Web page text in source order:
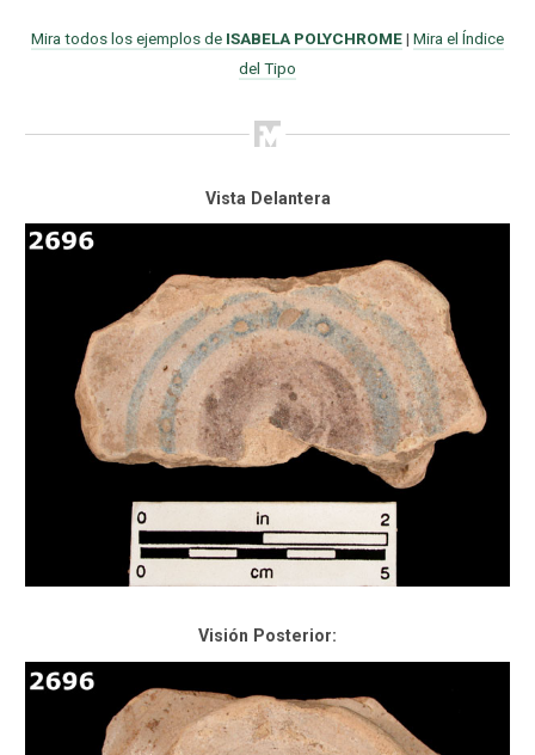
Mira todos los ejemplos de ISABELA POLYCHROME| Mira el Índice
del Tipo
Vista Delantera
Visión Posterior: